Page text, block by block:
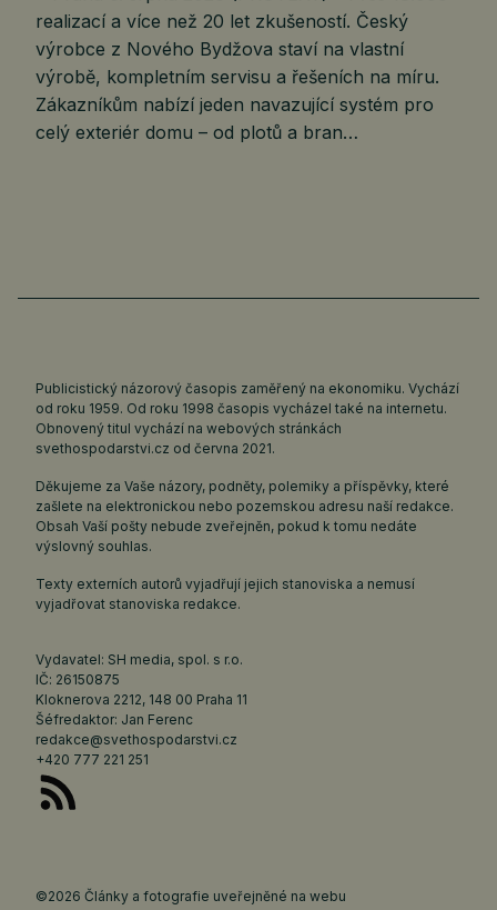
realizací a více než 20 let zkušeností. Český
výrobce z Nového Bydžova staví na vlastní
výrobě, kompletním servisu a řešeních na míru.
Zákazníkům nabízí jeden navazující systém pro
celý exteriér domu – od plotů a bran…
Publicistický názorový časopis zaměřený na ekonomiku. Vychází
od roku 1959. Od roku 1998 časopis vycházel také na internetu.
Obnovený titul vychází na webových stránkách
svethospodarstvi.cz od června 2021.
Děkujeme za Vaše názory, podněty, polemiky a příspěvky, které
zašlete na elektronickou nebo pozemskou adresu naší redakce.
Obsah Vaší pošty nebude zveřejněn, pokud k tomu nedáte
výslovný souhlas.
Texty externích autorů vyjadřují jejich stanoviska a nemusí
vyjadřovat stanoviska redakce.
Vydavatel: SH media, spol. s r.o.
IČ: 26150875
Kloknerova 2212, 148 00 Praha 11
Šéfredaktor: Jan Ferenc
redakce@svethospodarstvi.cz
+420 777 221 251
©2026 Články a fotografie uveřejněné na webu